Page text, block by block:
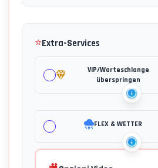
⭐Extra-Services
VIP/Warteschlange
überspringen
FLEX & WETTER